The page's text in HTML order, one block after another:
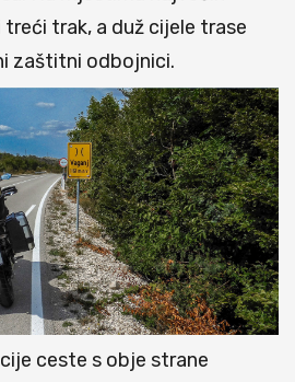
trak, a duž cijele trase
zaštitni odbojnici.
ceste s obje strane